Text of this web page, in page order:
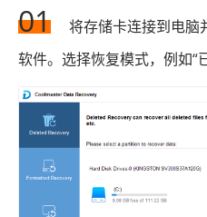
01
将存储卡连接到电
软件。选择恢复模式，例如“